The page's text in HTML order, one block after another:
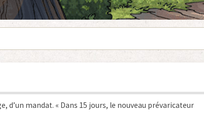
d’un mandat. « Dans 15 jours, le nouveau prévaricateur